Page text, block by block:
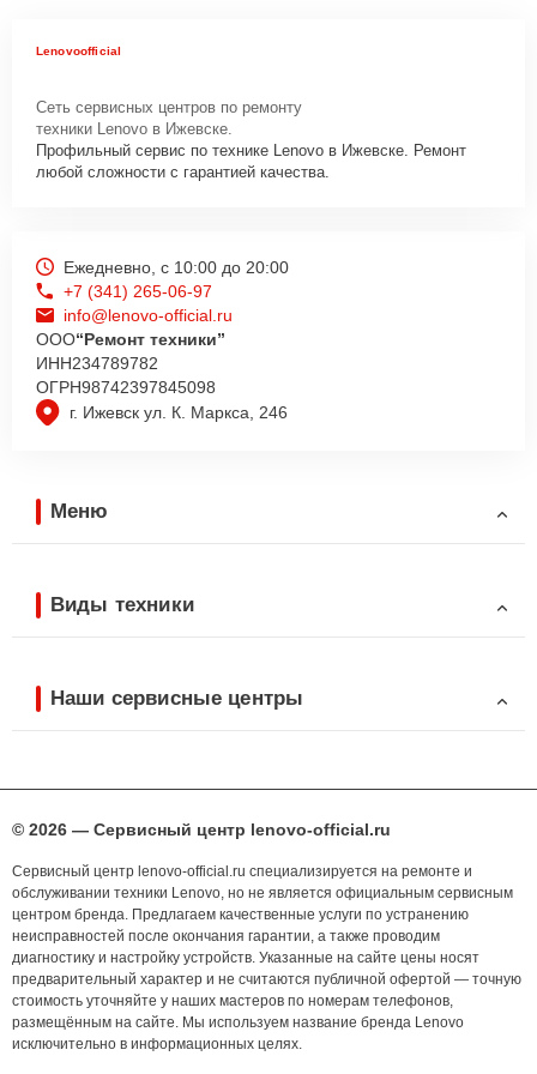
Lenovoofficial
Сеть сервисных центров по ремонту
техники Lenovo в Ижевске.
Профильный сервис по технике Lenovo в Ижевске. Ремонт
любой сложности с гарантией качества.
г. Ижевск ул. К. Маркса, 246
Ежедневно, с 10:00 до 20:00
+7 (341) 265-06-97
info@lenovo-official.ru
ООО“Ремонт техники”
ИНН234789782
ОГРН98742397845098
Меню
Виды техники
Наши сервисные центры
© 2026 — Сервисный центр lenovo-official.ru
Сервисный центр lenovo-official.ru специализируется на ремонте и
обслуживании техники Lenovo, но не является официальным сервисным
центром бренда. Предлагаем качественные услуги по устранению
неисправностей после окончания гарантии, а также проводим
диагностику и настройку устройств. Указанные на сайте цены носят
предварительный характер и не считаются публичной офертой — точную
стоимость уточняйте у наших мастеров по номерам телефонов,
размещённым на сайте. Мы используем название бренда Lenovo
исключительно в информационных целях.